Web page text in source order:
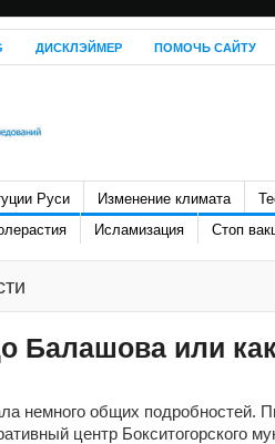
ДИСКЛЭЙМЕР ПОМОЧЬ САЙТУ
Руси Изменение климата
Исламизация Стоп
Балашова или
немного общих подробностей.
центр Бокситогорского